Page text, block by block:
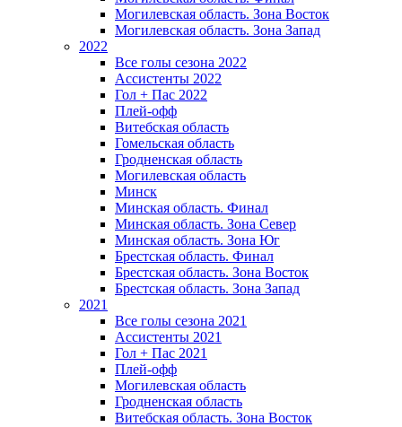
Могилевская область. Зона Восток
Могилевская область. Зона Запад
2022
Все голы сезона 2022
Ассистенты 2022
Гол + Пас 2022
Плей-офф
Витебская область
Гомельская область
Гродненская область
Могилевская область
Минск
Mинская область. Финал
Минская область. Зона Север
Минская область. Зона Юг
Брестская область. Финал
Брестская область. Зона Восток
Брестская область. Зона Запад
2021
Все голы сезона 2021
Ассистенты 2021
Гол + Пас 2021
Плей-офф
Могилевская область
Гродненская область
Витебская область. Зона Восток